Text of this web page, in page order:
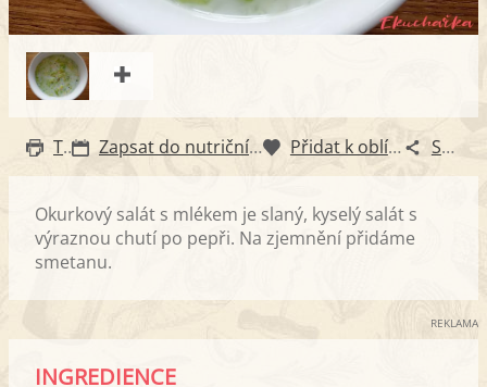
Tisk Zapsat do nutričního diáře Přidat k oblíbeným Sdílet
Okurkový salát s mlékem je slaný, kyselý salát s
výraznou chutí po pepři. Na zjemnění přidáme
smetanu.
REKLAMA
INGREDIENCE